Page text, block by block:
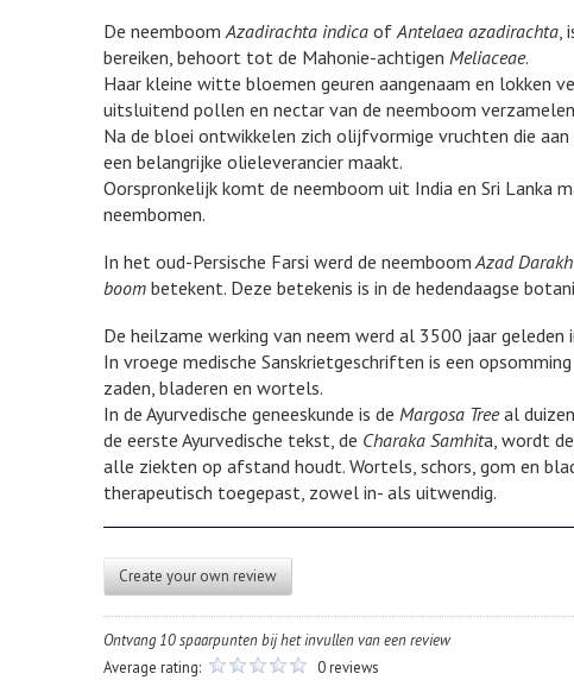
De neemboomAzadirachta indica ofAntelaea azadirachta,
bereiken, behoort tot de Mahonie-achtigen Meliaceae.
Haar kleine witte bloemen geuren aangenaam en lokken
uitsluitend pollen en nectar van de neemboom
Na de bloei ontwikkelen zich olijfvormige vruchten die
een belangrijke olieleverancier maakt.
Oorspronkelijk komt de neemboom uit India en Sri Lanka
neembomen.
In het oud-Persische Farsi werd de neemboomAzad
boom betekent. Deze betekenis is in de hedendaagse
De heilzame werking van neem werd al 3500 jaar
In vroege medische Sanskrietgeschriften is een
zaden, bladeren en wortels.
In de Ayurvedische geneeskunde is de Margosa Treeal
de eerste Ayurvedische tekst, de Charaka Samhita, wordt
alle ziekten op afstand houdt. Wortels, schors, gom en
therapeutisch toegepast, zowel in- als uitwendig.
Create your own review
Ontvang 10 spaarpunten bij het invullen van een review
Average rating:
0 reviews